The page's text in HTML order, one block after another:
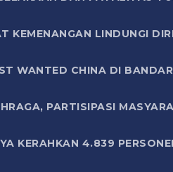
KEMENANGAN LINDUNGI
WANTED CHINA DI
PARTISIPASI
KERAHKAN 4.839